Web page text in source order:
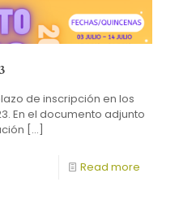
de inscripción en los
En el documento adjunto
[…]
Read more